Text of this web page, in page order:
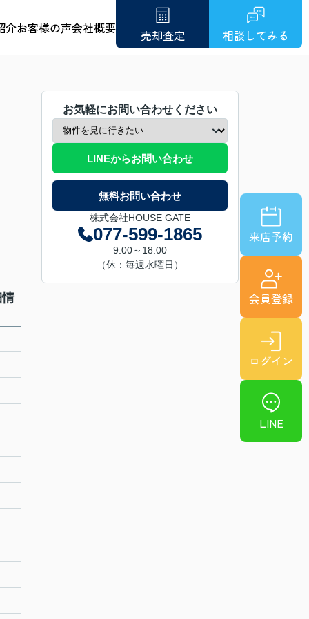
介お客様の声会社概要 売却査定 相談してみる
来店予約
会員登録
ログイン
LINE
お気軽にお問い合わせください
LINEからお問い合わせ
無料お問い合わせ
株式会社HOUSE GATE
077-599-1865
9:00～18:00
（休：毎週水曜日）